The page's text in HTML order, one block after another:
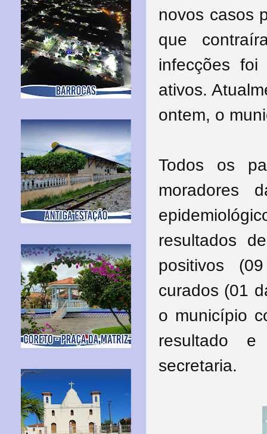
novos casos
que
infecções
ativos.
ontem, o
Todos os
moradores
resultados
positivos
curados (01
o município
resultado
secretaria.